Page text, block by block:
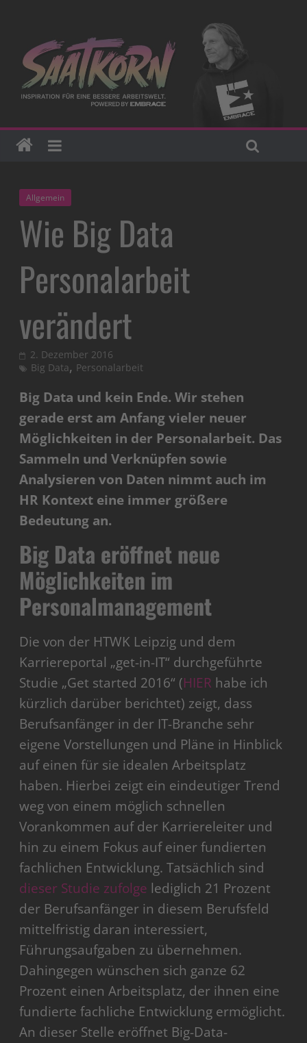
Allgemein
Wie Big Data
Personalarbeit
verändert
2. Dezember 2016
Big Data, Personalarbeit
Big Data und kein Ende. Wir stehen
gerade erst am Anfang vieler neuer
Möglichkeiten in der Personalarbeit. Das
Sammeln und Verknüpfen sowie
Analysieren von Daten nimmt auch im
HR Kontext eine immer größere
Bedeutung an.
Big Data eröffnet neue
Möglichkeiten im
Personalmanagement
Die von der HTWK Leipzig und dem
Karriereportal „get-in-IT“ durchgeführte
Studie „Get started 2016“ (HIER habe ich
kürzlich darüber berichtet) zeigt, dass
Berufsanfänger in der IT-Branche sehr
eigene Vorstellungen und Pläne in Hinblick
auf einen für sie idealen Arbeitsplatz
haben. Hierbei zeigt ein eindeutiger Trend
weg von einem möglich schnellen
Vorankommen auf der Karriereleiter und
hin zu einem Fokus auf einer fundierten
fachlichen Entwicklung. Tatsächlich sind
dieser Studie zufolge lediglich 21 Prozent
der Berufsanfänger in diesem Berufsfeld
mittelfristig daran interessiert,
Führungsaufgaben zu übernehmen.
Dahingegen wünschen sich ganze 62
Prozent einen Arbeitsplatz, der ihnen eine
fundierte fachliche Entwicklung ermöglicht.
An dieser Stelle eröffnet Big-Data-